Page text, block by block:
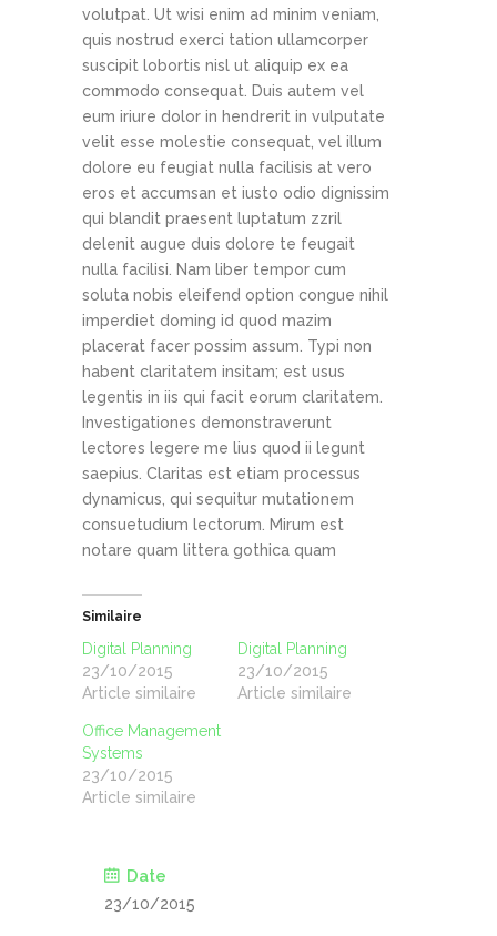
volutpat. Ut wisi enim ad minim veniam,
quis nostrud exerci tation ullamcorper
suscipit lobortis nisl ut aliquip ex ea
commodo consequat. Duis autem vel
eum iriure dolor in hendrerit in vulputate
velit esse molestie consequat, vel illum
dolore eu feugiat nulla facilisis at vero
eros et accumsan et iusto odio dignissim
qui blandit praesent luptatum zzril
delenit augue duis dolore te feugait
nulla facilisi. Nam liber tempor cum
soluta nobis eleifend option congue nihil
imperdiet doming id quod mazim
placerat facer possim assum. Typi non
habent claritatem insitam; est usus
legentis in iis qui facit eorum claritatem.
Investigationes demonstraverunt
lectores legere me lius quod ii legunt
saepius. Claritas est etiam processus
dynamicus, qui sequitur mutationem
consuetudium lectorum. Mirum est
notare quam littera gothica quam
Similaire
Digital Planning
23/10/2015
Article similaire
Digital Planning
23/10/2015
Article similaire
Office Management
Systems
23/10/2015
Article similaire
Date
23/10/2015